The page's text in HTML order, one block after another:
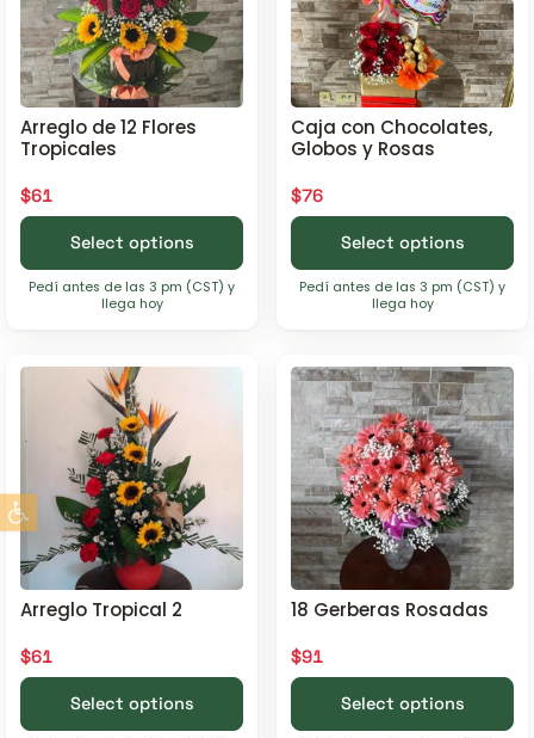
Arreglo de 12 Flores
Tropicales
$61
Select options
Pedí antes de las 3 pm (CST) y
llega hoy
Caja con Chocolates,
Globos y Rosas
$76
Select options
Pedí antes de las 3 pm (CST) y
llega hoy
Arreglo Tropical 2
$61
Select options
18 Gerberas Rosadas
$91
Select options
Abrir barra de herramientas